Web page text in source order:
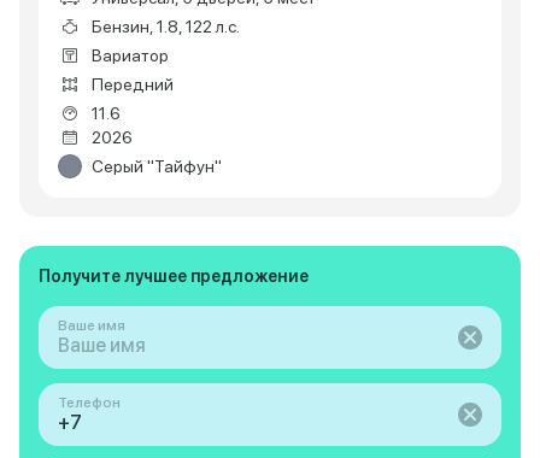
Бензин, 1.8, 122 л.с.
Вариатор
Передний
11.6
2026
Серый "Тайфун"
Получите лучшее предложение
Ваше имя
Телефон